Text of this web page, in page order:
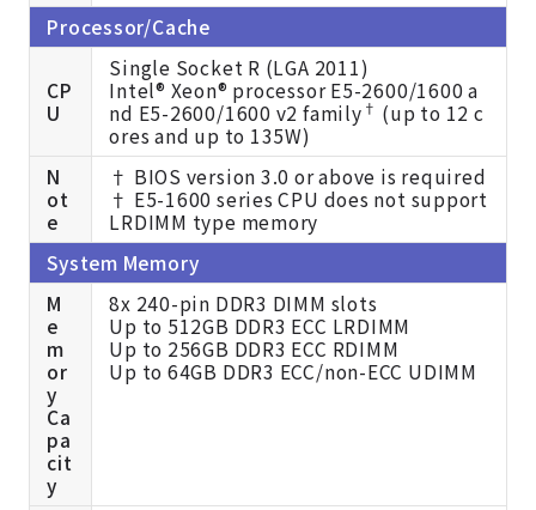
Processor/Cache
CP
U
Single Socket R (LGA 2011)
Intel® Xeon® processor E5-2600/1600 a
nd E5-2600/1600 v2 family † (up to 12 c
ores and up to 135W)
N
ot
e
† BIOS version 3.0 or above is required
† E5-1600 series CPU does not support
LRDIMM type memory
System Memory
M
e
m
or
y
Ca
pa
cit
y
8x 240-pin DDR3 DIMM slots
Up to 512GB DDR3 ECC LRDIMM
Up to 256GB DDR3 ECC RDIMM
Up to 64GB DDR3 ECC/non-ECC UDIMM